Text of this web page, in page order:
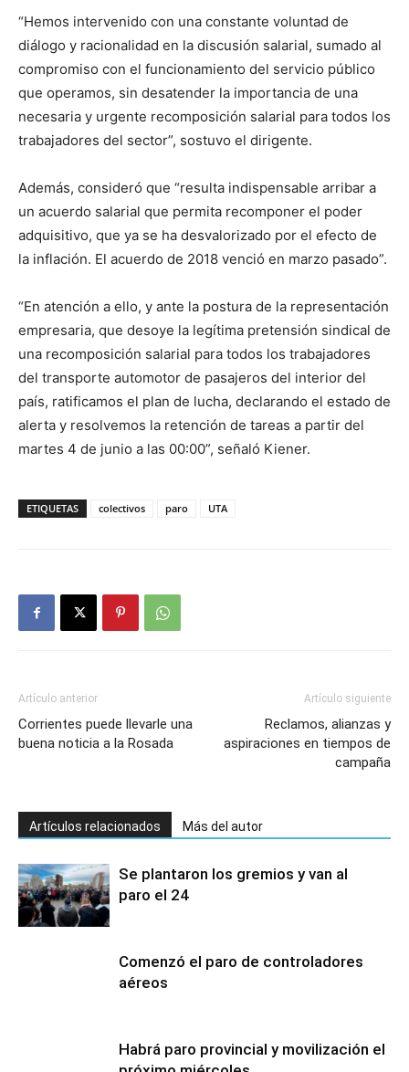
“Hemos intervenido con una constante voluntad de
diálogo y racionalidad en la discusión salarial, sumado al
compromiso con el funcionamiento del servicio público
que operamos, sin desatender la importancia de una
necesaria y urgente recomposición salarial para todos los
trabajadores del sector”, sostuvo el dirigente.
Además, consideró que “resulta indispensable arribar a
un acuerdo salarial que permita recomponer el poder
adquisitivo, que ya se ha desvalorizado por el efecto de
la inflación. El acuerdo de 2018 venció en marzo pasado”.
“En atención a ello, y ante la postura de la representación
empresaria, que desoye la legítima pretensión sindical de
una recomposición salarial para todos los trabajadores
del transporte automotor de pasajeros del interior del
país, ratificamos el plan de lucha, declarando el estado de
alerta y resolvemos la retención de tareas a partir del
martes 4 de junio a las 00:00”, señaló Kiener.
ETIQUETAS colectivos paro UTA
Artículo anterior
Corrientes puede llevarle una
buena noticia a la Rosada
Artículo siguiente
Reclamos, alianzas y
aspiraciones en tiempos de
campaña
Artículos relacionados Más del autor
Se plantaron los gremios y van al
paro el 24
Comenzó el paro de controladores
aéreos
Habrá paro provincial y movilización el